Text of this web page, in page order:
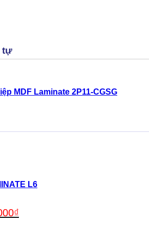
tự
MDF Laminate 2P11-CGSG
L6
price
₫
price